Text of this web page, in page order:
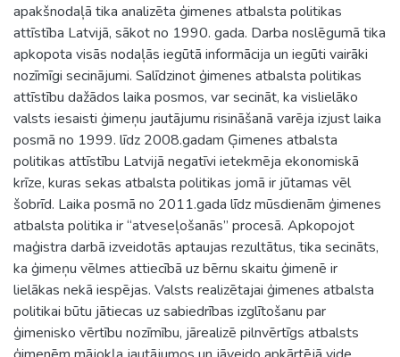
apakšnodaļā tika analizēta ģimenes atbalsta politikas
attīstība Latvijā, sākot no 1990. gada. Darba noslēgumā tika
apkopota visās nodaļās iegūtā informācija un iegūti vairāki
nozīmīgi secinājumi. Salīdzinot ģimenes atbalsta politikas
attīstību dažādos laika posmos, var secināt, ka vislielāko
valsts iesaisti ģimeņu jautājumu risināšanā varēja izjust laika
posmā no 1999. līdz 2008.gadam Ģimenes atbalsta
politikas attīstību Latvijā negatīvi ietekmēja ekonomiskā
krīze, kuras sekas atbalsta politikas jomā ir jūtamas vēl
šobrīd. Laika posmā no 2011.gada līdz mūsdienām ģimenes
atbalsta politika ir “atveseļošanās” procesā. Apkopojot
maģistra darbā izveidotās aptaujas rezultātus, tika secināts,
ka ģimeņu vēlmes attiecībā uz bērnu skaitu ģimenē ir
lielākas nekā iespējas. Valsts realizētajai ģimenes atbalsta
politikai būtu jātiecas uz sabiedrības izglītošanu par
ģimenisko vērtību nozīmību, jārealizē pilnvērtīgs atbalsts